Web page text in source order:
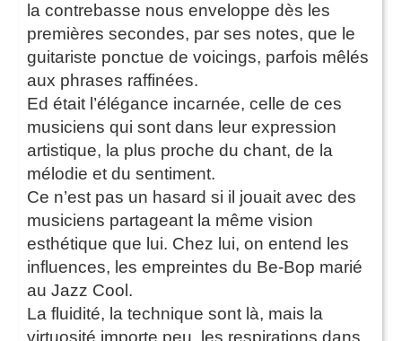
la contrebasse nous enveloppe dès les
premières secondes, par ses notes, que le
guitariste ponctue de voicings, parfois mêlés
aux phrases raffinées.
Ed était l’élégance incarnée, celle de ces
musiciens qui sont dans leur expression
artistique, la plus proche du chant, de la
mélodie et du sentiment.
Ce n’est pas un hasard si il jouait avec des
musiciens partageant la même vision
esthétique que lui. Chez lui, on entend les
influences, les empreintes du Be-Bop marié
au Jazz Cool.
La fluidité, la technique sont là, mais la
virtuosité importe peu, les respirations dans